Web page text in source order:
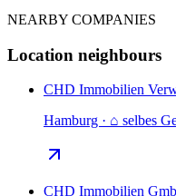
NEARBY COMPANIES
Location neighbours
CHD Immobilien
Hamburg · ⌂ selbes
CHD Immobilien